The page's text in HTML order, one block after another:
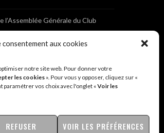
consentement aux cookies
notre site web. Pour donner votre
les cookies». Pour vous y opposer, cliquez sur «
paramétrer vos choix avec l'onglet «Voir les
REFUSER VOIR LES PRÉFÉRENCES
l’Assemblée Générale du Club
de Brochon (21)
de Brochon (21)
Nutrition 71 – Cécile Guyon